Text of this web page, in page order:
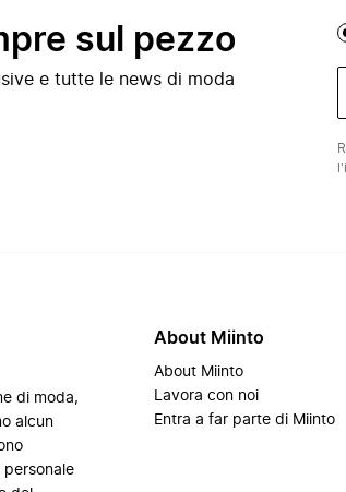
sul pezzo
e tutte le news di moda
di moda,
alcun
About Miinto
About Miinto
Lavora con noi
Entra a far parte di Miinto